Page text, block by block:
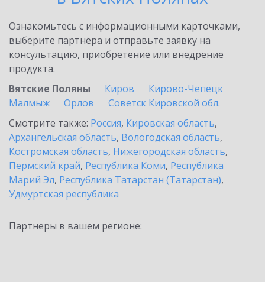
Ознакомьтесь с информационными карточками,
выберите партнёра и отправьте заявку на
консультацию, приобретение или внедрение
продукта.
Вятские Поляны
Киров
Кирово-Чепецк
Малмыж
Орлов
Советск Кировской обл.
Смотрите также: Россия, Кировская область,
Архангельская область, Вологодская область,
Костромская область, Нижегородская область,
Пермский край, Республика Коми, Республика
Марий Эл, Республика Татарстан (Татарстан),
Удмуртская республика
Партнеры в вашем регионе: